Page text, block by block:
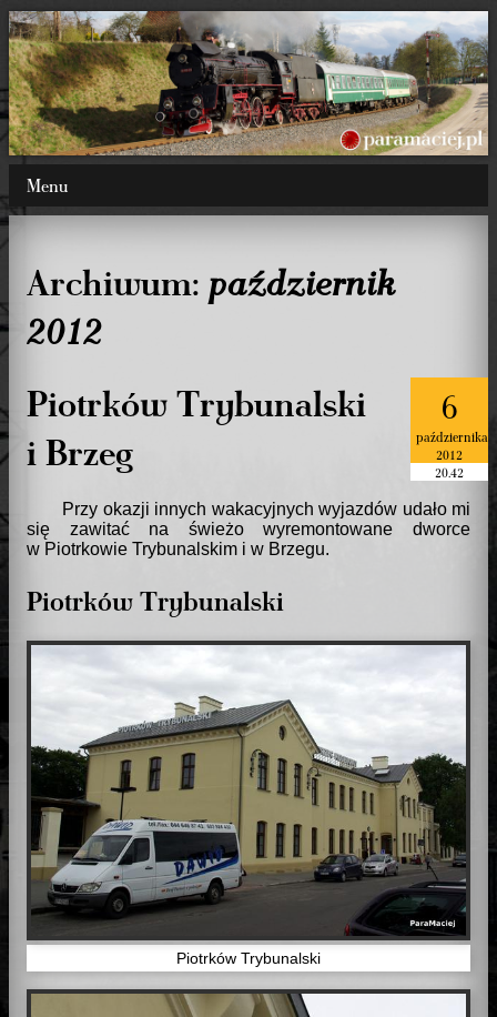
Menu
Archiwum: październik
2012
6
października
2012
20.42
Piotrków Trybunalski
i Brzeg
Przy okazji innych wakacyjnych wyjazdów udało mi
się zawitać na świeżo wyremontowane dworce
w Piotrkowie Trybunalskim i w Brzegu.
Piotrków Trybunalski
Piotrków Trybunalski